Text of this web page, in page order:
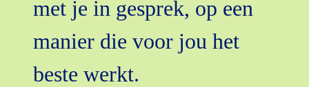
met je in gesprek, op een
manier die voor jou het
beste werkt.